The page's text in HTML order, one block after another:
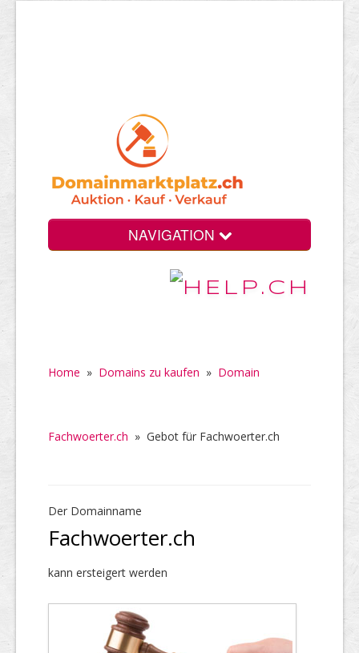
NAVIGATION
Home » Domains zu kaufen » Domain
Fachwoerter.ch » Gebot für Fachwoerter.ch
Der Domainname
Fachwoerter.ch
kann ersteigert werden